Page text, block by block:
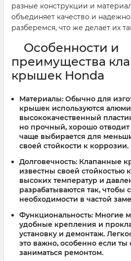
разные конструкции и
объединяет качество и
разберемся, что же делает их
Особенности и
преимущества
крышек Honda
Материалы: Обычно для
крышек используются
высококачественный
но прочный, хорошо отводит
чаще выбирается для
своей стойкости к коррозии.
Долговечность: Клапанные
известны своей стойкостью
высоких температур и
разрабатываются так, чтобы
необходимости в частой
Функциональность: Многие
удобные крепления и
установку и демонтаж.
это важно, особенно если
заниматься ремонтом.